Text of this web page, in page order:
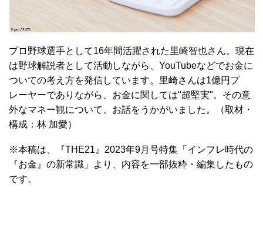
プロ野球選手として16年間活躍された里崎智也さん。現在
は野球解説者として活動しながら、YouTubeなどでお金に
ついての考え方を発信しています。里崎さんは1億円プ
レーヤーでありながら、お金に関しては"超堅実"。その意
外なマネー観について、お話をうかがいました。（取材・
構成：林 加愛）
※本稿は、『THE21』2023年9月号特集「インフレ時代の
『お金』の新常識」より、内容を一部抜粋・編集したもの
です。